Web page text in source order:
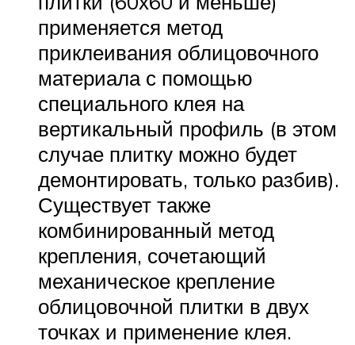
применяется метод
приклеивания облицовочного
материала с помощью
специального клея на
вертикальный профиль (в этом
случае плитку можно будет
демонтировать, только разбив).
Существует также
комбинированный метод
крепления, сочетающий
механическое крепление
облицовочной плитки в двух
точках и применение клея.